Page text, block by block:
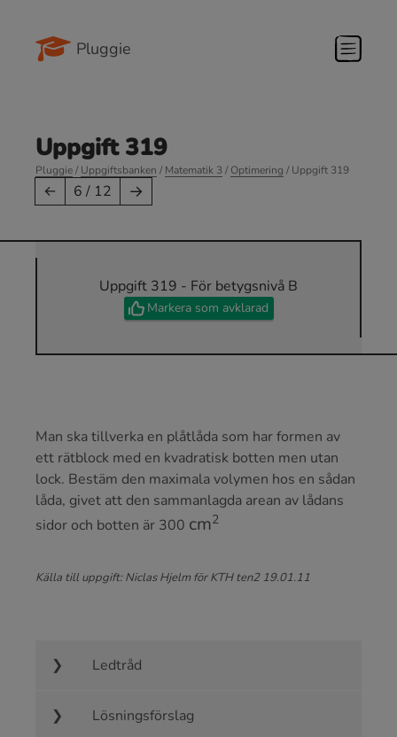
Pluggie
Uppgift 319
Pluggie/Uppgiftsbanken /Matematik 3 /Optimering / Uppgift 319
← 6 / 12 →
Uppgift 319 - För betygsnivå B
Markera som avklarad
Man ska tillverka en plåtlåda som har formen av
ett rätblock med en kvadratisk botten men utan
lock. Bestäm den maximala volymen hos en sådan
låda, givet att den sammanlagda arean av lådans
sidor och botten är 300
cm2
Källa till uppgift: Niclas Hjelm för KTH ten2 19.01.11
Ledtråd
Lösningsförslag